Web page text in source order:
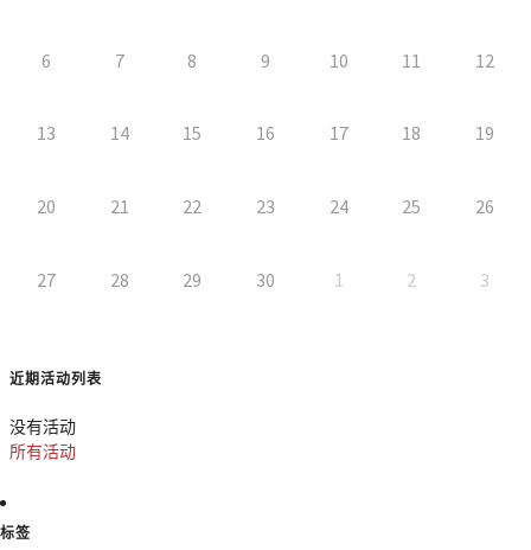
6 7 8 9 10 11 12
13 14 15 16 17 18 19
20 21 22 23 24 25 26
27 28 29 30 1 2 3
近期活动列表
没有活动
所有活动
标签